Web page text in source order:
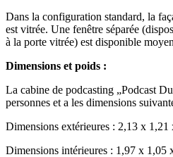
Dans la configuration standard, la
est vitrée. Une fenêtre séparée
à la porte vitrée) est disponible
Dimensions et poids :
La cabine de podcasting „Podcast
personnes et a les dimensions
Dimensions extérieures : 2,13 x 1,21
Dimensions intérieures : 1,97 x 1,05